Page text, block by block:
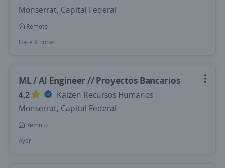
Monserrat, Capital Federal
Remoto
Hace 9 horas
ML / AI Engineer // Proyectos Bancarios
4,2
Kaizen Recursos Humanos
Monserrat, Capital Federal
Remoto
Ayer